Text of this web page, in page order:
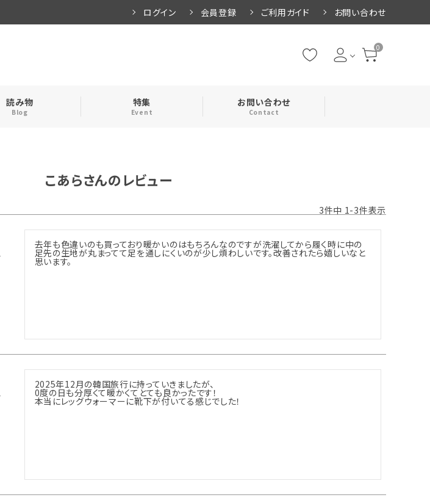
ログイン 会員登録 ご利用ガイド お問い合わせ
0
読み物
Blog
特集
Event
お問い合わせ
Contact
こあらさんのレビュー
3件中 1-3件表示
去年も色違いのも買っており暖かいのはもちろんなのですが洗濯してから履く時に中の
足先の生地が丸まってて足を通しにくいのが少し煩わしいです。改善されたら嬉しいなと
思います。
2025年12月の韓国旅行に持っていきましたが、
0度の日も分厚くて暖かくてとても良かったです！
本当にレッグウォーマーに靴下が付いてる感じでした！